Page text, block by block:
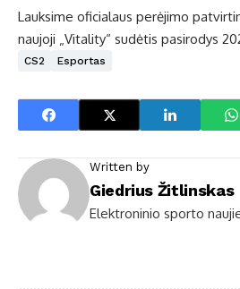
Lauksime oficialaus perėjimo
naujoji „Vitality“ sudėtis pasirodys
CS2 Esportas
Written by
Giedrius Žitlinskas
Elektroninio sporto